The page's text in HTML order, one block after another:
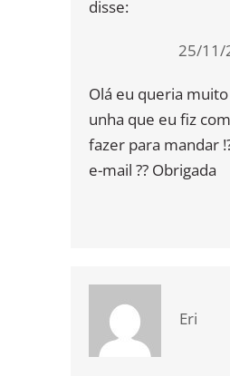
disse:
25/11/
Olá eu queria
unha que eu fiz
fazer para mandar
e-mail ?? Obrigada
Eri